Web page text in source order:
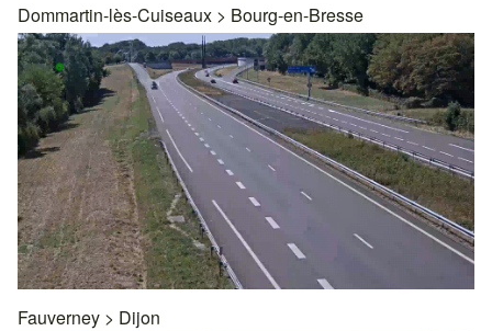
Dommartin-lès-Cuiseaux > Bourg-en-Bresse
Fauverney > Dijon